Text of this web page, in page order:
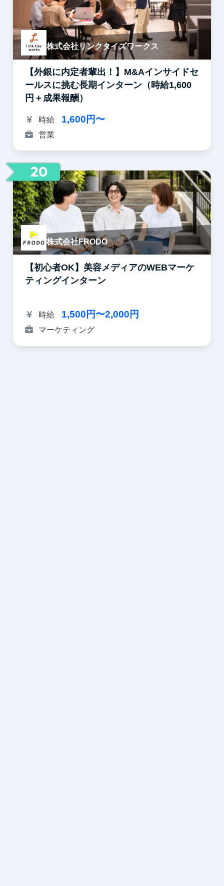
株式会社リンクタイズワークス
【外銀に内定者輩出！】M&Aインサイドセ
ールスに挑む長期インターン（時給1,600
円＋成果報酬）
時給 1,600円〜
営業
株式会社FRODO
【初心者OK】美容メディアのWEBマーケ
ティングインターン
時給 1,500円〜2,000円
マーケティング
20